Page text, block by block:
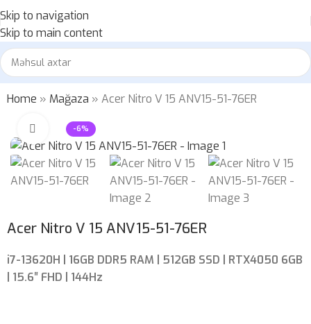
Skip to navigation
Skip to main content
Home » Mağaza » Acer Nitro V 15 ANV15-51-76ER
-6%
Böyütmək üçün klikləyin
Acer Nitro V 15 ANV15-51-76ER
i7-13620H | 16GB DDR5 RAM | 512GB SSD | RTX4050 6GB
| 15.6″ FHD | 144Hz